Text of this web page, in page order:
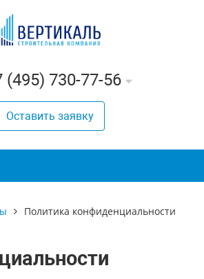
(495) 730-77-56
Оставить заявку
Политика конфиденциальности